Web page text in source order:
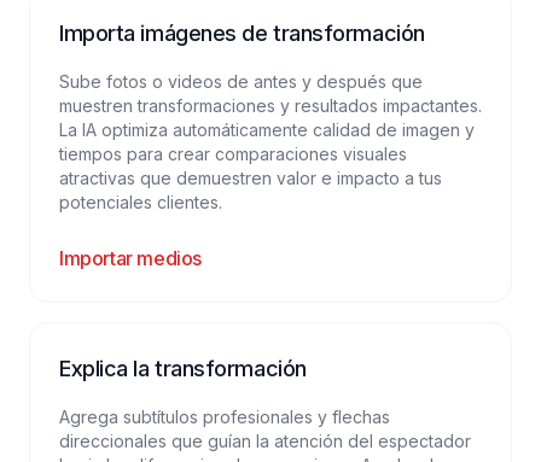
Importa imágenes de transformación
Sube fotos o videos de antes y después que
muestren transformaciones y resultados impactantes.
La IA optimiza automáticamente calidad de imagen y
tiempos para crear comparaciones visuales
atractivas que demuestren valor e impacto a tus
potenciales clientes.
Importar medios
Explica la transformación
Agrega subtítulos profesionales y flechas
direccionales que guían la atención del espectador